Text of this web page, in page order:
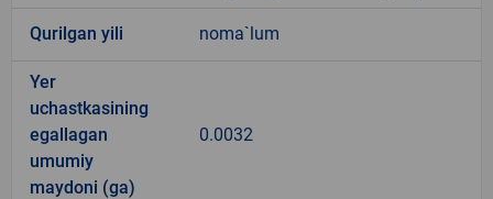
Qurilgan yili noma`lum
Yer
uchastkasining
egallagan
umumiy
maydoni (ga)
0.0032